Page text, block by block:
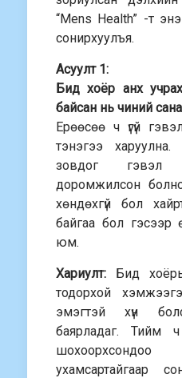
“Mens Health” -т
сонирхуулъя.
Асуулт 1:
Бид хоёр анх
байсан нь чиний
Ерөөсөө ч үгүй
тэнэгээ
зовдог гэвэл
доромжилсон
хөндөхгүй бол
байгаа бол гэсээр
юм.
Хариулт: Бид
тодорхой
эмэгтэй хүн
баярладаг. Тийм
ухамсартайгаар